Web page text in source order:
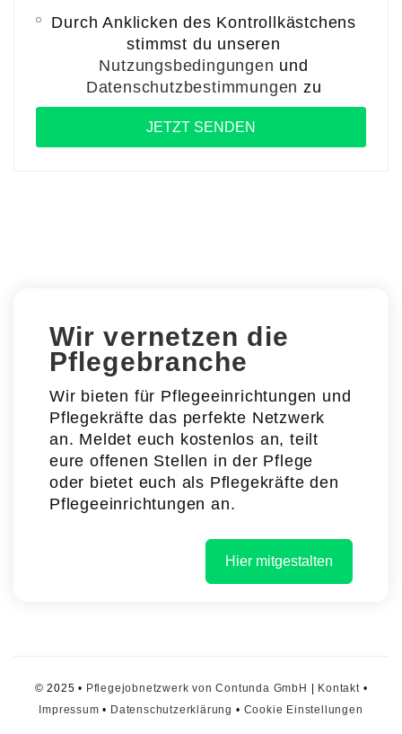
Durch Anklicken des Kontrollkästchens
stimmst du unseren
Nutzungsbedingungen und
Datenschutzbestimmungen zu
Wir vernetzen die
Pflegebranche
Wir bieten für Pflegeeinrichtungen und
Pflegekräfte das perfekte Netzwerk
an. Meldet euch kostenlos an, teilt
eure offenen Stellen in der Pflege
oder bietet euch als Pflegekräfte den
Pflegeeinrichtungen an.
Hier mitgestalten
© 2025 • Pflegejobnetzwerk von Contunda GmbH Kontakt•
Impressum • Datenschutzerklärung • Cookie Einstellungen